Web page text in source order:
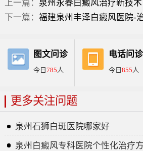
上一篇： 泉州永春白癜风治疗新技术：中
下一篇：福建泉州丰泽白癜风医院-治疗男
图文问诊
今日785人
电话问诊
今日 855人
更多关注问题
泉州石狮白斑医院哪家好
泉州白癜风专科医院个性化治疗